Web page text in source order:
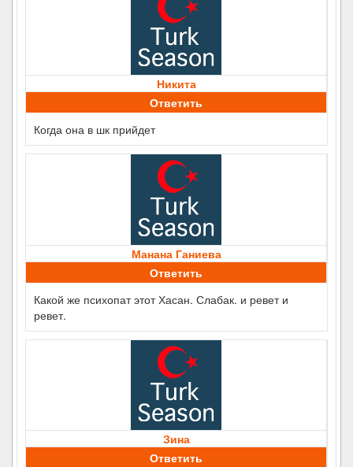
Никита
Ответить
Когда она в шк прийдет
Манана Ганиева
Ответить
Какой же психопат этот Хасан. Слабак. и ревет и
ревет.
Зина
Ответить